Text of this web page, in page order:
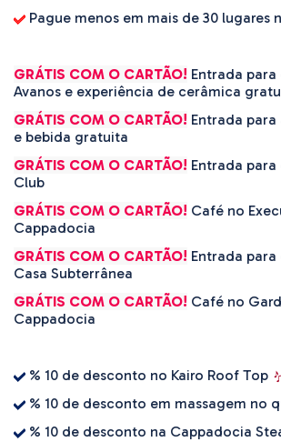
Pague menos em mais de 30 lugares
GRÁTIS COM O CARTÃO! Entrada
Avanos e experiência de cerâmica
GRÁTIS COM O CARTÃO! Entrada para
e bebida gratuita
GRÁTIS COM O CARTÃO! Entrada
Club
GRÁTIS COM O CARTÃO! Café no
Cappadocia
GRÁTIS COM O CARTÃO! Entrada
Casa Subterrânea
GRÁTIS COM O CARTÃO! Café no
Cappadocia
% 10 de desconto no Kairo Roof Top
% 10 de desconto em massagem no
% 10 de desconto na Cappadocia